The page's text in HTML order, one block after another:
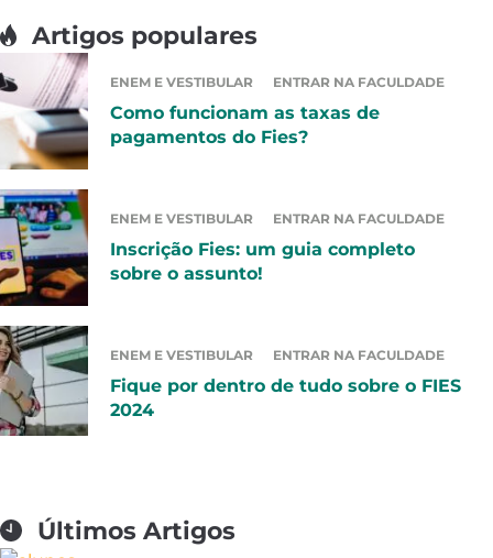
Artigos populares
ENEM E VESTIBULAR ENTRAR NA FACULDADE
Como funcionam as taxas de
pagamentos do Fies?
ENEM E VESTIBULAR ENTRAR NA FACULDADE
Inscrição Fies: um guia completo
sobre o assunto!
ENEM E VESTIBULAR ENTRAR NA FACULDADE
Fique por dentro de tudo sobre o FIES
2024
Últimos Artigos